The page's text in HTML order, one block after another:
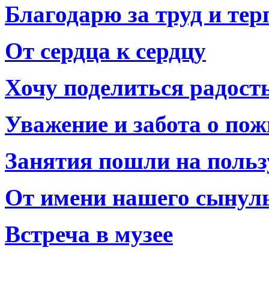
Благодарю за труд и
От сердца к сердцу
Хочу поделиться
Уважение и забота о
Занятия пошли на
От имени нашего
Встреча в музее